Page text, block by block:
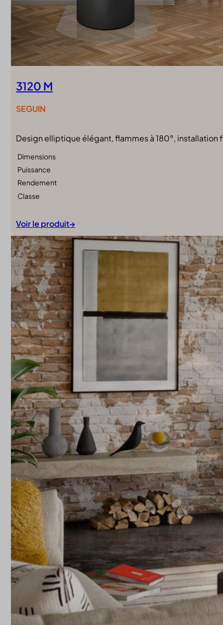
3120 M
SEGUIN
Design elliptique élégant, flammes à 180°, installation
Dimensions
Puissance
Rendement
Classe
Voir le produit